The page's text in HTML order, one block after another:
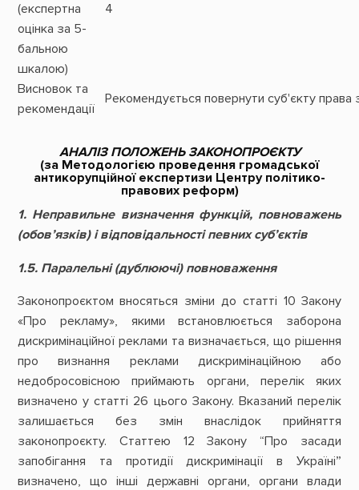
(експертна
оцінка за 5-
бальною
шкалою)
4
Висновок та
рекомендації
Рекомендується повернути суб'єкту права
АНАЛІЗ ПОЛОЖЕНЬ ЗАКОНОПРОЄКТУ
(за Методологією проведення громадської
антикорупційної експертизи Центру політико-
правових реформ)
1. Неправильне визначення функцій, повноважень
(обов’язків) і відповідальності певних суб’єктів
1.5. Паралельні (дублюючі) повноваження
Законопроєктом вносяться зміни до статті 10 Закону
«Про рекламу», якими встановлюється заборона
дискримінаційної реклами та визначається, що рішення
про визнання реклами дискримінаційною або
недобросовісною приймають органи, перелік яких
визначено у статті 26 цього Закону. Вказаний перелік
залишається без змін внаслідок прийняття
законопроєкту. Статтею 12 Закону “Про засади
запобігання та протидії дискримінації в Україні”
визначено, що інші державні органи, органи влади